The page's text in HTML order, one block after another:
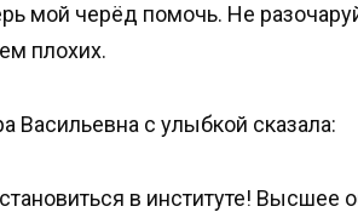
мой черёд помочь. Не
плохих.
Васильевна с улыбкой сказала:
в институте! Высшее